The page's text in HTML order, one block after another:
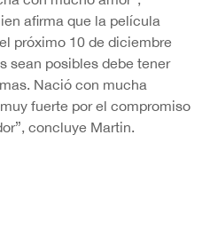
afirma que la película
próximo 10 de diciembre
sean posibles debe tener
Nació con mucha
fuerte por el compromiso
concluye Martin.